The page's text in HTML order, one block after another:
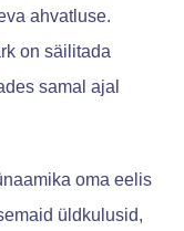
ahvatluse.
on säilitada
samal ajal
oma eelis
üldkulusid,